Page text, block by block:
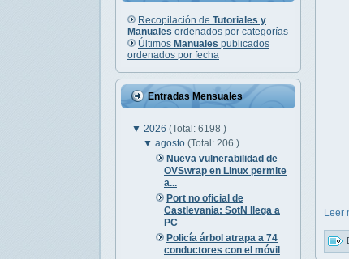
Recopilación de Tutoriales y
Manuales ordenados por categorías
Últimos Manuales publicados
ordenados por fecha
Entradas Mensuales
▼ 2026 (Total: 6198 )
▼agosto(Total: 206 )
Nueva vulnerabilidad de
OVSwrap en Linux permite
a...
Port no oficial de
Castlevania: SotN llega a
PC
Policía árbol atrapa a 74
conductores con el móvil
Leer